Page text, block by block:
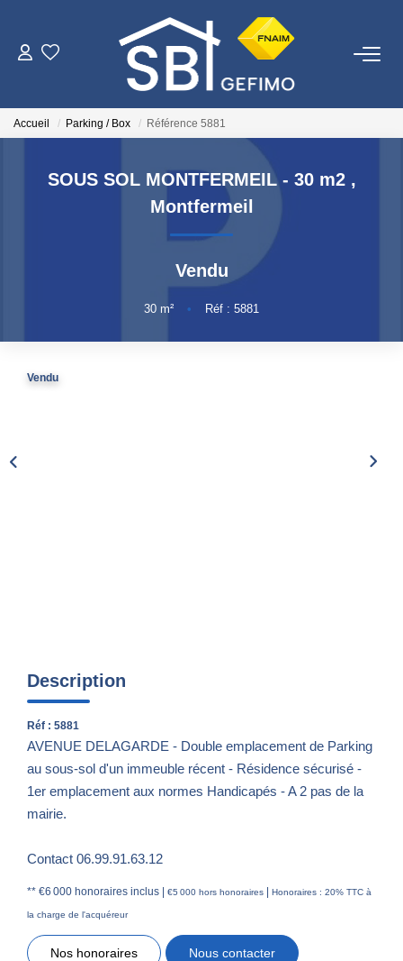
ACHETER
ESTIMER
NOTRE AGENCE
Accueil Parking / Box Référence 5881
SOUS SOL MONTFERMEIL - 30 m2 ,
Montfermeil
Vendu
30 m² • Réf : 5881
Vendu
Description
Réf : 5881
AVENUE DELAGARDE - Double emplacement de Parking
au sous-sol d'un immeuble récent - Résidence sécurisé -
1er emplacement aux normes Handicapés - A 2 pas de la
mairie.
Contact 06.99.91.63.12
** €6 000 honoraires inclus | €5 000 hors honoraires | Honoraires : 20% TTC à
la charge de l'acquéreur
Nos honoraires Nous contacter